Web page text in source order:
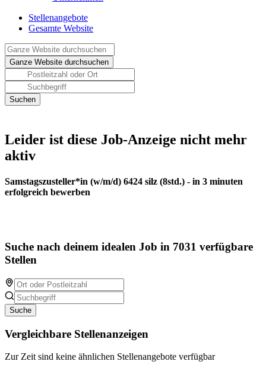
Stellenangebote
Gesamte Website
Leider ist diese Job-Anzeige nicht mehr
aktiv
Samstagszusteller*in (w/m/d) 6424 silz (8std.) - in 3 minuten
erfolgreich bewerben
Suche nach deinem idealen Job in 7031 verfügbare
Stellen
Suche
Vergleichbare Stellenanzeigen
Zur Zeit sind keine ähnlichen Stellenangebote verfügbar